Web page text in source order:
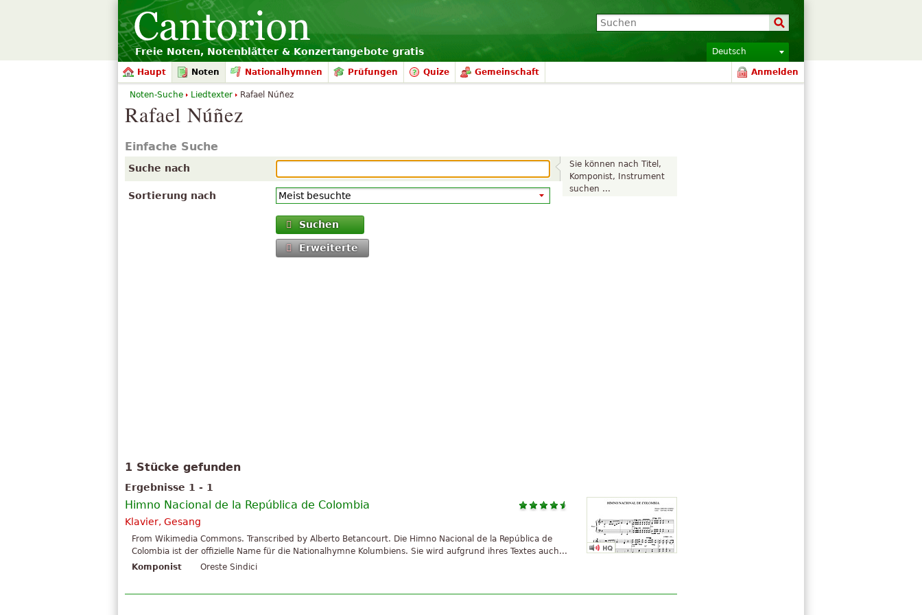
Freie Noten, Notenblätter & Konzertangebote gratis Deutsch
Haupt Noten Nationalhymnen Prüfungen Quize Gemeinschaft Anmelden
Rafael Núñez
Einfache Suche
Sie können nach Titel,
Komponist, Instrument
suchen ...
Suche nach
Sortierung nach
Suchen
Erweiterte
1 Stücke gefunden
Ergebnisse 1 - 1
Himno Nacional de la República de Colombia
Klavier, Gesang
From Wikimedia Commons. Transcribed by Alberto Betancourt. Die Himno Nacional de la República de
Colombia ist der offizielle Name für die Nationalhymne Kolumbiens. Sie wird aufgrund ihres Textes auch...
Komponist
Oreste Sindici
Noten-Suche Liedtexter Rafael Núñez